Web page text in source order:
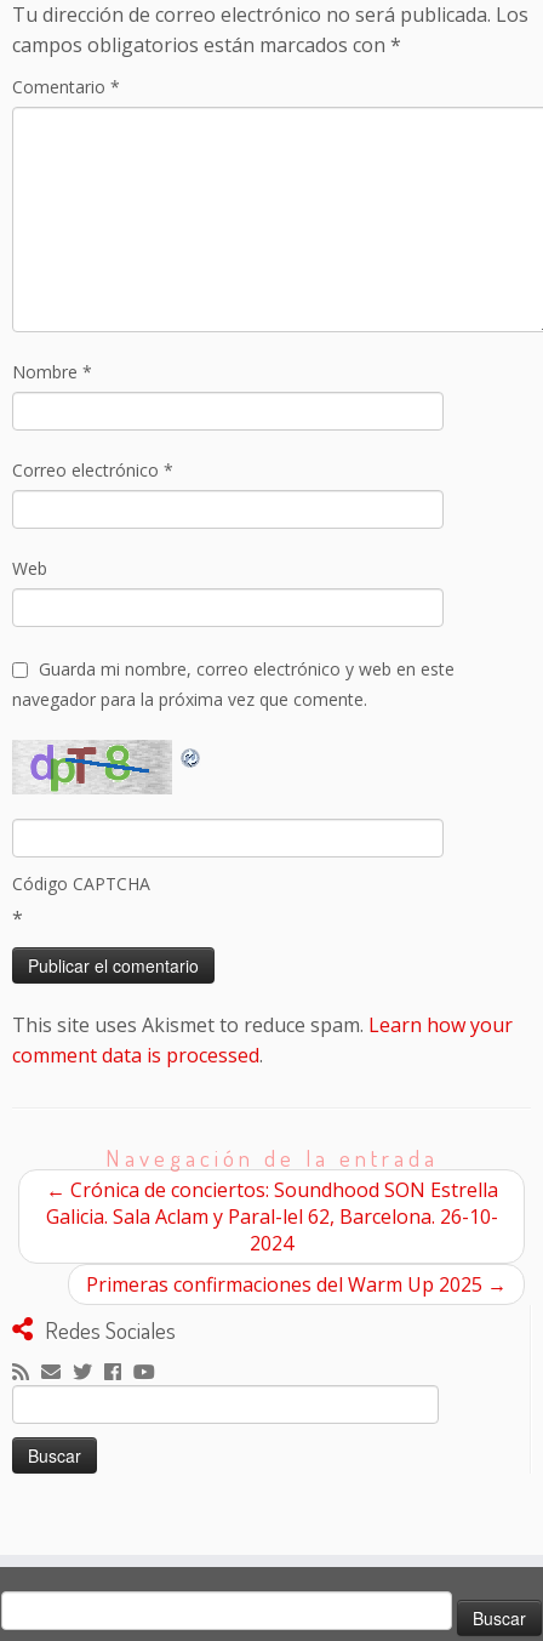
Tu dirección de correo electrónico no será publicada. Los
campos obligatorios están marcados con *
Comentario *
Nombre *
Correo electrónico *
Web
Guarda mi nombre, correo electrónico y web en este
navegador para la próxima vez que comente.
Código CAPTCHA
*
This site uses Akismet to reduce spam. Learn how your
comment data is processed.
Navegación de la entrada
← Crónica de conciertos: Soundhood SON Estrella
Galicia. Sala Aclam y Paral-lel 62, Barcelona. 26-10-
2024
Primeras confirmaciones del Warm Up 2025 →
Redes Sociales
Buscar:
Buscar: